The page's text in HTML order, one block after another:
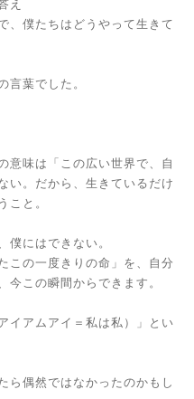
え
、僕たちはどうやって生きて
言葉でした。
意味は「この広い世界で、自
い。だから、生きているだけ
こと。
僕にはできない。
この一度きりの命」を、自分
今この瞬間からできます。
イアムアイ＝私は私）」とい
ら偶然ではなかったのかもし